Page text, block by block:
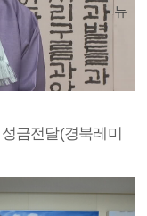
뉴
금전달(경북레미